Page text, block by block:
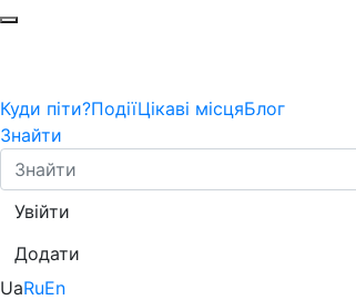
Куди піти?ПодіїЦікаві місцяБлог
Знайти
Увійти
Додати
UaRuEn